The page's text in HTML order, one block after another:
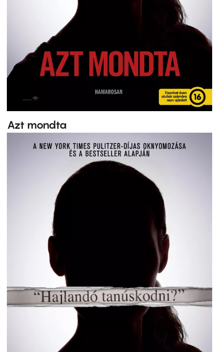
Azt mondta